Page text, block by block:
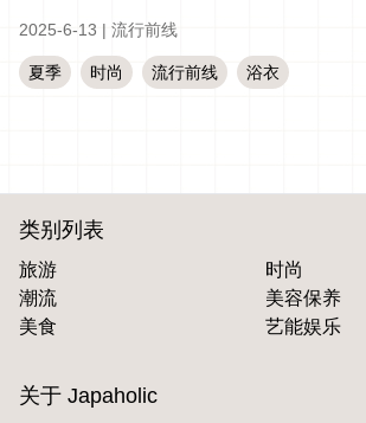
2025-6-13 | 流行前线
夏季 时尚 流行前线 浴衣
类别列表
旅游
时尚
潮流
美容保养
美食
艺能娱乐
关于 Japaholic